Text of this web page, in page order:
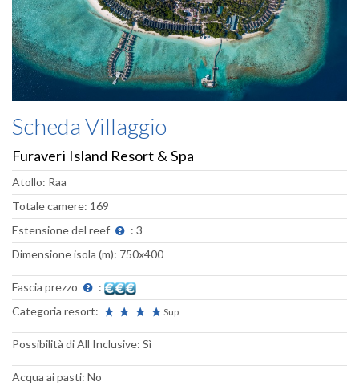
Scheda Villaggio
Furaveri Island Resort & Spa
Atollo: Raa
Totale camere: 169
Estensione del reef
: 3
Dimensione isola (m): 750x400
Fascia prezzo
:
Categoria resort:
Sup
Possibilità di All Inclusive: Sì
Acqua ai pasti: No